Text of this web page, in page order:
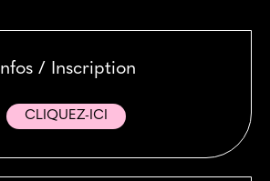
Infos / Inscription
CLIQUEZ-ICI